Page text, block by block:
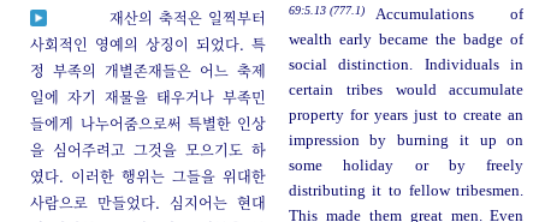
재산의 축적은 일찍부터
사회적인 영예의 상징이 되었다. 특
정 부족의 개별존재들은 어느 축제
일에 자기 재물을 태우거나 부족민
들에게 나누어줌으로써 특별한 인상
을 심어주려고 그것을 모으기도 하
였다. 이러한 행위는 그들을 위대한
사람으로 만들었다. 심지어는 현대
69:5.13 (777.1)
Accumulations of
wealth early became the badge of
social distinction. Individuals in
certain tribes would accumulate
property for years just to create an
impression by burning it up on
some holiday or by freely
distributing it to fellow tribesmen.
This made them great men. Even